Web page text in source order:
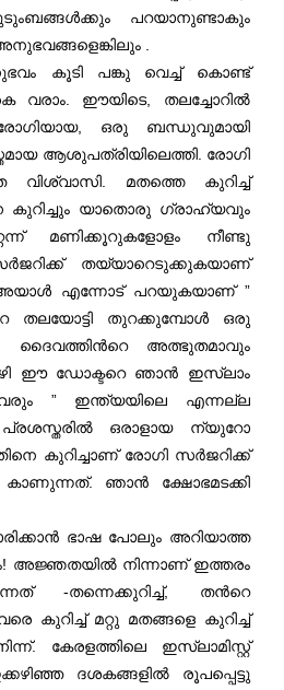
പറയാനുണ്ടാകും
.
കൂടി പങ്കു വെച്ച് കൊണ്ട്
വരാം. ഈയിടെ, തലച്ചോറിൽ
ഒരു ബന്ധുവുമായി
ആശുപത്രിയിലെത്തി. രോഗി
മതത്തെ കുറിച്ച്
കുറിച്ചും യാതൊരു ഗ്രാഹ്യവും
മണിക്കൂറുകളോളം നീണ്ടു
തയ്യാറെടുക്കുകയാണ്
എന്നോട് പറയുകയാണ് ”
തലയോട്ടി തുറക്കുമ്പോൾ ഒരു
ദൈവത്തിന്‍റെ അത്ഭുതമാവും
ഈ ഡോക്ടറെ ഞാൻ ഇസ്‌ലാം
” ഇന്ത്യയിലെ എന്നല്ല
ഒരാളായ ന്യുറോ
കുറിച്ചാണ് രോഗി സർജറിക്ക്‌
കാണുന്നത്. ഞാൻ ക്ഷോഭമടക്കി
ഭാഷ പോലും അറിയാത്ത
അജ്ഞതയിൽ നിന്നാണ് ഇത്തരം
-തന്നെക്കുറിച്ച്, തന്‍റെ
കുറിച്ച് മറ്റു മതങ്ങളെ കുറിച്ച്
കേരളത്തിലെ ഇസ്ലാമിസ്റ്റ്
ദശകങ്ങളില്‍ രൂപപ്പെട്ടു